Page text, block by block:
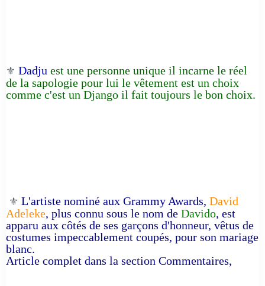
⚜️ Dadju est une personne unique il incarne le réel
de la sapologie pour lui le vêtement est un choix
comme c'est un Django il fait toujours le bon choix.
⚜️ L'artiste nominé aux Grammy Awards, David
Adeleke, plus connu sous le nom de Davido, est
apparu aux côtés de ses garçons d'honneur, vêtus de
costumes impeccablement coupés, pour son mariage
blanc.
Article complet dans la section Commentaires,